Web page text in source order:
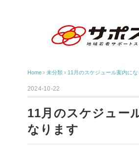
Home › 未分類 › 11月のスケジュール案内に
2024-10-22
11月のスケジュー
なります